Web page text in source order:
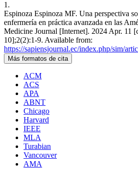
1.
Espinoza Espinoza MF. Una perspectiva
enfermería en práctica avanzada en las
Medicine Journal [Internet]. 2024 Apr. 11
10];2(2):1-9. Available from:
https://sapiensjournal.ec/index.php/sim/
Más formatos de cita
ACM
ACS
APA
ABNT
Chicago
Harvard
IEEE
MLA
Turabian
Vancouver
AMA